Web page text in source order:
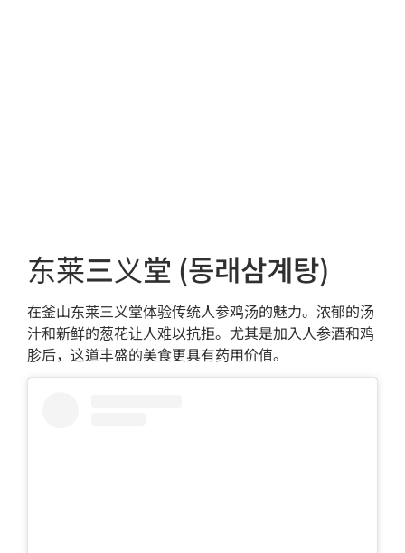
东莱三义堂 (동래삼계탕)
在釜山东莱三义堂体验传统人参鸡汤的魅力。浓郁的汤
汁和新鲜的葱花让人难以抗拒。尤其是加入人参酒和鸡
胗后，这道丰盛的美食更具有药用价值。